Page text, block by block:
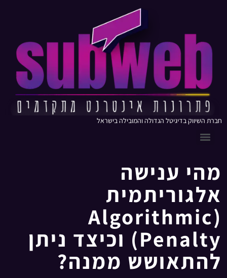
חברת השיווק בדיגיטל הגדולה והמובילה בישראל
מהי ענישה
אלגוריתמית
(Algorithmic
Penalty) וכיצד ניתן
להתאושש ממנה?